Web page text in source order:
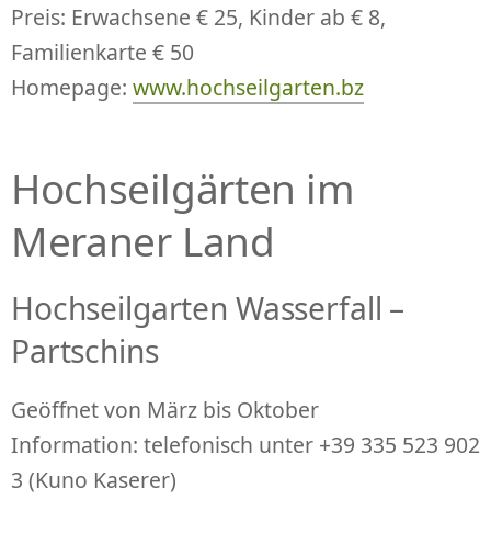
Preis: Erwachsene € 25, Kinder ab € 8,
Familienkarte € 50
Homepage: www.hochseilgarten.bz
Hochseilgärten im
Meraner Land
Hochseilgarten Wasserfall –
Partschins
Geöffnet von März bis Oktober
Information: telefonisch unter +39 335 523 902
3 (Kuno Kaserer)